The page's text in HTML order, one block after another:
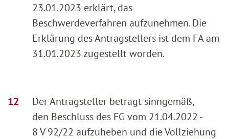
23.01.2023 erklärt, das
Beschwerdeverfahren aufzunehmen. Die
Erklärung des Antragstellers ist dem FA am
31.01.2023 zugestellt worden.
Der Antragsteller betragt sinngemäß,
den Beschluss des FG vom 21.04.2022 -
8 V 92/22 aufzuheben und die Vollziehung